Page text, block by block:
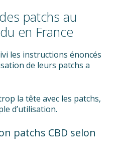
patchs au
en France
les instructions énoncés
de leurs patchs a
la tête avec les patchs,
d’utilisation.
patchs CBD selon